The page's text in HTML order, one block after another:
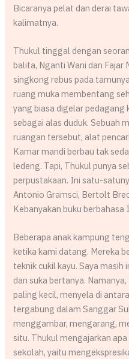
Bicaranya pelat dan derai
kalimatnya.
Thukul tinggal dengan
balita, Nganti Wani dan Fajar
singkong rebus pada
ruang muka membentang
yang biasa digelar pedagang
sebagai alas duduk. Sebuah
ruangan tersebut, alat
Kamar mandi berbau tak
ledeng. Tapi, Thukul punya
perpustakaan. Ini satu-
Antonio Gramsci, Bertolt
Kebanyakan buku berbahasa
Beberapa anak kampung
ketika kami datang. Mereka
teknik cukil kayu. Saya
dan suka bertanya.
paling kecil, menyela di
tergabung dalam Sanggar
menggambar, mengarang,
situ. Thukul mengajarkan
sekolah, yaitu